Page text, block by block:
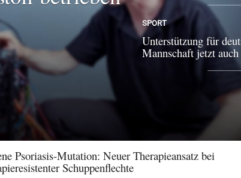
SPORT
Unterstützung für
Mannschaft jetzt
Psoriasis-Mutation: Neuer Therapieansatz bei
Schuppenflechte